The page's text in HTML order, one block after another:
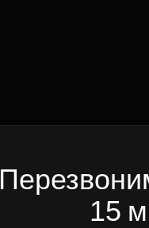
15